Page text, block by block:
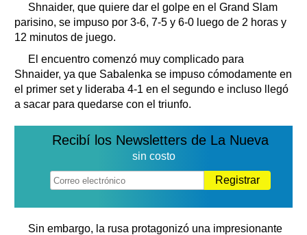
Shnaider, que quiere dar el golpe en el Grand Slam
parisino, se impuso por 3-6, 7-5 y 6-0 luego de 2 horas y
12 minutos de juego.
El encuentro comenzó muy complicado para
Shnaider, ya que Sabalenka se impuso cómodamente en
el primer set y lideraba 4-1 en el segundo e incluso llegó
a sacar para quedarse con el triunfo.
Recibí los Newsletters de La Nueva
sin costo
Registrar
Sin embargo, la rusa protagonizó una impresionante